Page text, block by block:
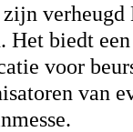
verheugd
Het biedt
voor
van